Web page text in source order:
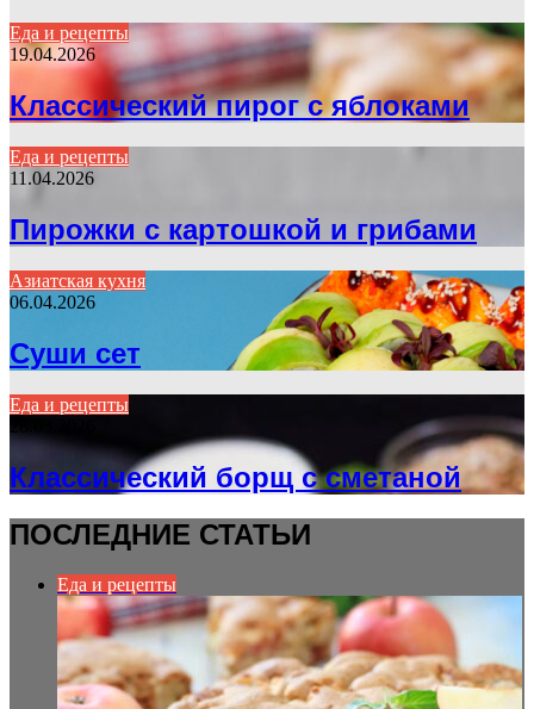
Еда и рецепты
19.04.2026
Классический пирог с яблоками
Еда и рецепты
11.04.2026
Пирожки с картошкой и грибами
Азиатская кухня
06.04.2026
Суши сет
Еда и рецепты
Классический борщ с сметаной
ПОСЛЕДНИЕ СТАТЬИ
Еда и рецепты